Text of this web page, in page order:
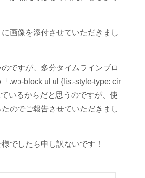
画像を添付させていただきまし
ですが、多分タイムラインブロ
.wp-block ul ul {list-style-type: cir
いるからだと思うのですが、使
のでご報告させていただきまし
でしたら申し訳ないです！